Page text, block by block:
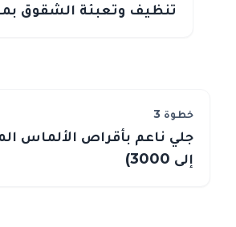
تنظيف وتعبئة الشقوق
خطوة 3
إلى 3000)